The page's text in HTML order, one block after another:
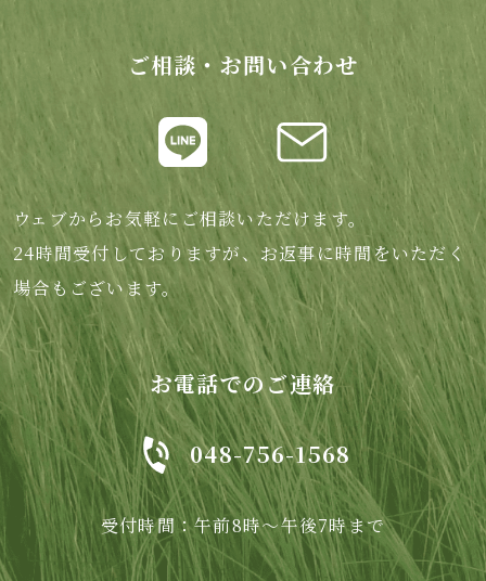
ご相談・お問い合わせ
ウェブからお気軽にご相談いただけます。
24時間受付しておりますが、お返事に時間をいただく
場合もございます。
お電話でのご連絡
048-756-1568
受付時間：午前8時～午後7時まで